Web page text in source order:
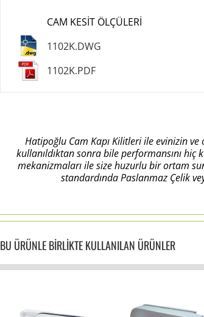
CAM KESİT ÖLÇÜLERİ
1102K.DWG
1102K.PDF
Hatipoğlu Cam Kapı Kilitleri ile evinizin
kullanıldıktan sonra bile performansını hiç
mekanizmaları ile size huzurlu bir ortam
standardında Paslanmaz Çelik
BU ÜRÜNLE BİRLİKTE KULLANILAN ÜRÜNLER